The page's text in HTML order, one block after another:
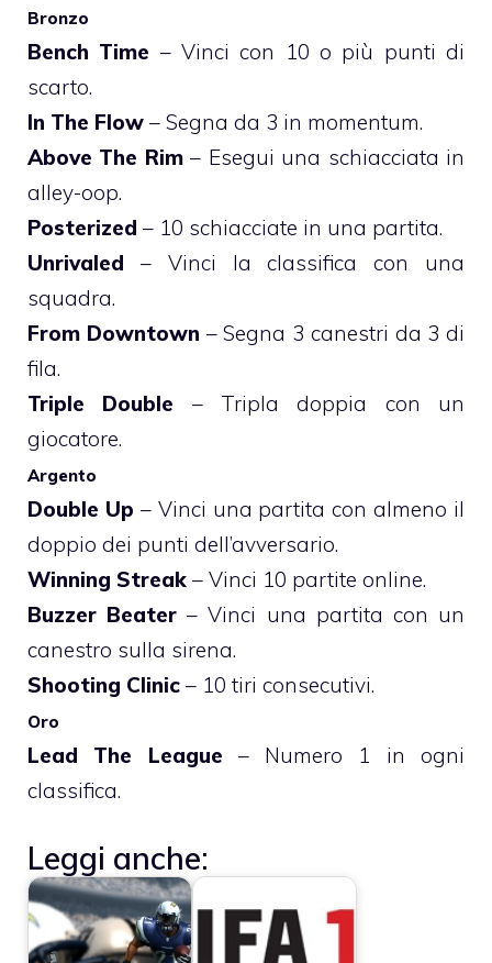
Bronzo
Bench Time – Vinci con 10 o più punti di
scarto.
In The Flow – Segna da 3 in momentum.
Above The Rim– Esegui una schiacciata in
alley-oop.
Posterized – 10 schiacciate in una partita.
Unrivaled – Vinci la classifica con una
squadra.
From Downtown – Segna 3 canestri da 3 di
fila.
Triple Double – Tripla doppia con un
giocatore.
Argento
Double Up – Vinci una partita con almeno il
doppio dei punti dell’avversario.
Winning Streak – Vinci 10 partite online.
Buzzer Beater – Vinci una partita con un
canestro sulla sirena.
Shooting Clinic – 10 tiri consecutivi.
Oro
Lead The League – Numero 1 in ogni
classifica.
Leggi anche: